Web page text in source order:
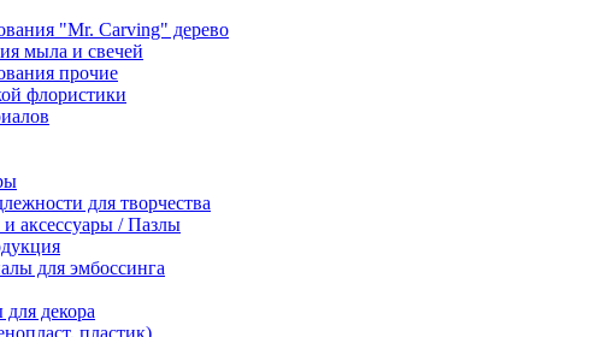
"Mr. Carving" дерево
мыла и свечей
прочие
флористики
для творчества
аксессуары / Пазлы
для эмбоссинга
декора
пластик)